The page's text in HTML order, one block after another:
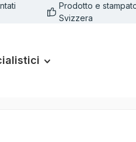
Prodotto e
Svizzera